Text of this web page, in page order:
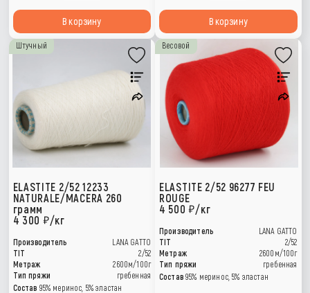
В корзину В корзину
Штучный
ELASTITE 2/52 12233
NATURALE/MACERA 260
грамм
4 300
/кг
Производитель
LANA GATTO
TIT
2/52
Метраж
2600м/100г
Тип пряжи
гребенная
Состав 95% меринос, 5% эластан
Весовой
ELASTITE 2/52 96277 FEU
ROUGE
4 500 /кг
Производитель
LANA GATTO
TIT
2/52
Метраж
2600м/100г
Тип пряжи
гребенная
Состав 95% меринос, 5% эластан